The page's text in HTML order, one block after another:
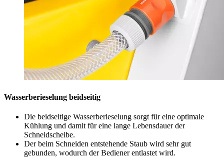
Wasserberieselung beidseitig
Die beidseitige Wasserberieselung sorgt für eine optimale
Kühlung und damit für eine lange Lebensdauer der
Schneidscheibe.
Der beim Schneiden entstehende Staub wird sehr gut
gebunden, wodurch der Bediener entlastet wird.